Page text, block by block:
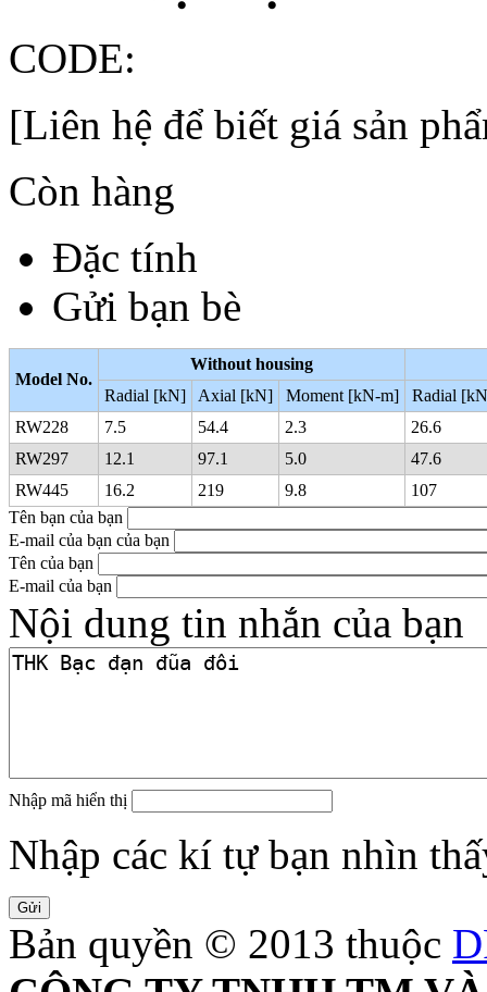
CODE:
[Liên hệ để biết giá sản
Còn hàng
Đặc tính
Gửi bạn bè
Model No.
Without housing
Radial [kN]
Axial [kN] Moment [kN-m]
Radial
RW228
7.5 54.4 2.3
26.6
RW297
12.1 97.1 5.0
47.6
RW445
16.2 219 9.8
107
Tên bạn của bạn
E-mail của bạn của bạn
Tên của bạn
E-mail của bạn
Nội dung tin nhắn của bạn
Nhập mã hiển thị
Nhập các kí tự bạn nhìn
Bản quyền © 2013 thuộc